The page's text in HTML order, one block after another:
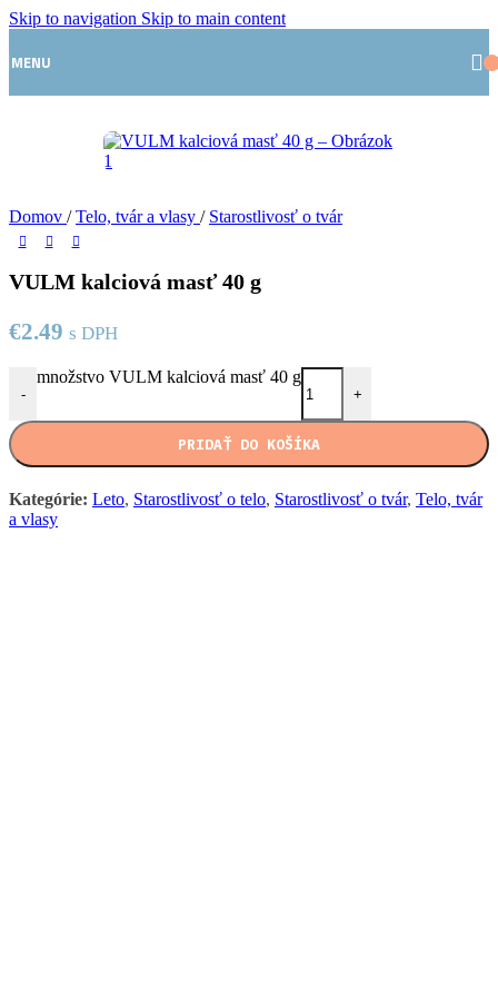
Skip to navigation Skip to main content
MENU
Domov / Telo, tvár a vlasy / Starostlivosť o tvár
VULM kalciová masť 40 g
€2.49 s DPH
-
množstvo VULM kalciová masť 40 g
+
PRIDAŤ DO KOŠÍKA
Kategórie: Leto, Starostlivosť o telo, Starostlivosť o tvár, Telo, tvár
a vlasy